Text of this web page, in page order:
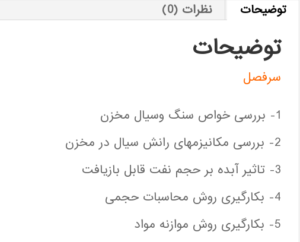
توضیحات نظرات (0)
توضیحات
سرفصل
1- بررسی خواص سنگ وسيال مخزن
2- بررسی مکانیزمهای رانش سیال در مخزن
3- تاثیر آبده بر حجم نفت قابل بازیافت
4- بکارگیری روش محاسبات حجمی
5- بکارگیری روش موازنه مواد